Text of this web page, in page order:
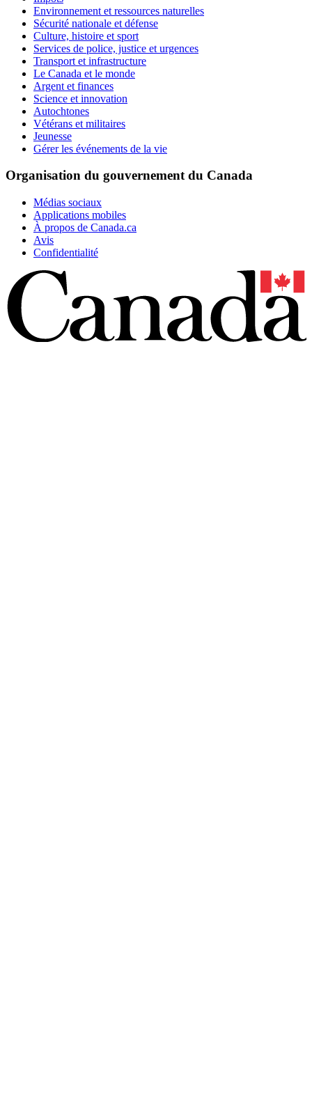
Environnement et ressources naturelles
Sécurité nationale et défense
Culture, histoire et sport
Services de police, justice et urgences
Transport et infrastructure
Le Canada et le monde
Argent et finances
Science et innovation
Autochtones
Vétérans et militaires
Jeunesse
Gérer les événements de la vie
Organisation du gouvernement du Canada
Médias sociaux
Applications mobiles
À propos de Canada.ca
Avis
Confidentialité